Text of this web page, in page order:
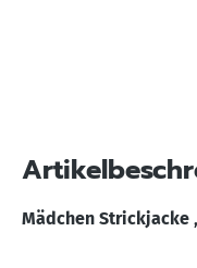
Mädchen Strickjacke